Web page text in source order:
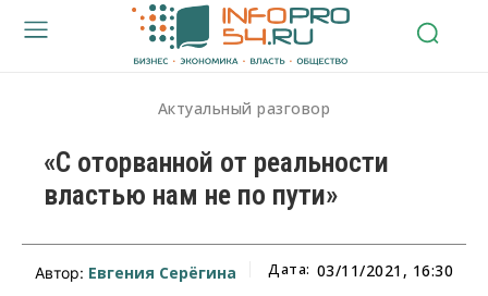
Актуальный разговор
«С оторванной от реальности
властью нам не по пути»
Автор: Евгения Серёгина Дата: 03/11/2021, 16:30